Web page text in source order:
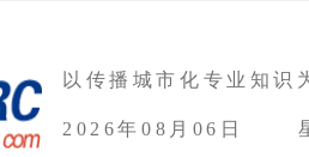
以传播城市化专业知识
2026年08月06日